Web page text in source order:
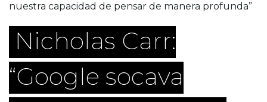
nuestra capacidad de pensar de manera profunda”
Nicholas Carr:
“Google socava